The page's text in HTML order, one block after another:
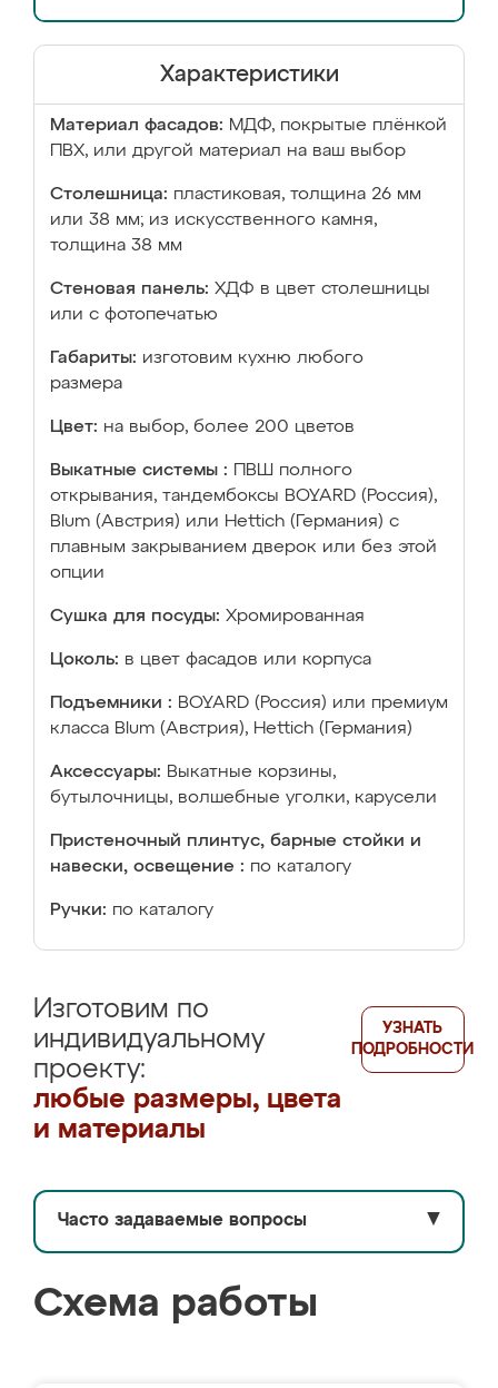
Характеристики
Материал фасадов: МДФ, покрытые плёнкой
ПВХ, или другой материал на ваш выбор
Столешница: пластиковая, толщина 26 мм
или 38 мм; из искусственного камня,
толщина 38 мм
Стеновая панель: ХДФ в цвет столешницы
или с фотопечатью
Габариты: изготовим кухню любого
размера
Цвет: на выбор, более 200 цветов
Выкатные системы :
ПВШ полного
открывания, тандембоксы BOYARD (Россия),
Blum (Австрия) или Hettich (Германия) с
плавным закрыванием дверок или без этой
опции
Сушка для посуды: Хромированная
Цоколь: в цвет фасадов или корпуса
Подъемники : BOYARD (Россия) или премиум
класса Blum (Австрия), Hettich (Германия)
Аксессуары: Выкатные корзины,
бутылочницы, волшебные уголки, карусели
Пристеночный плинтус, барные стойки и
навески, освещение : по каталогу
Ручки: по каталогу
Изготовим по
индивидуальному
проекту:
любые размеры, цвета
и материалы
УЗНАТЬ
ПОДРОБНОСТИ
Часто задаваемые вопросы ▼
Схема работы